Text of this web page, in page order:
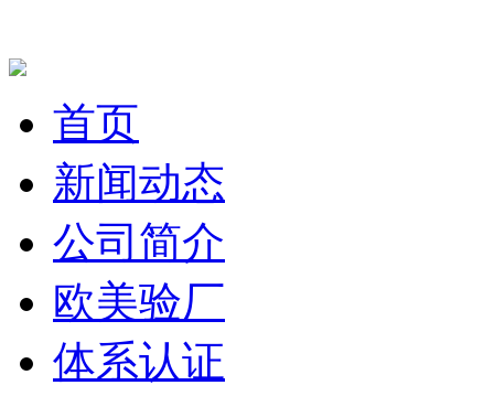
首页
新闻动态
公司简介
欧美验厂
体系认证